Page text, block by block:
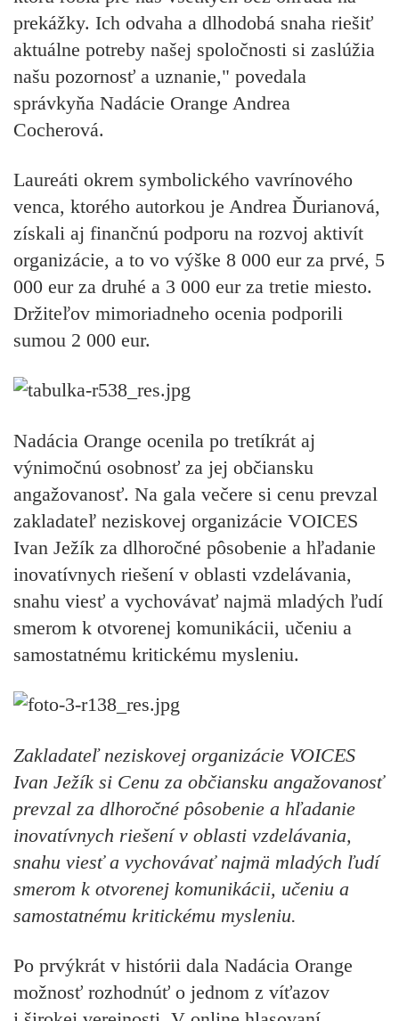
prekážky. Ich odvaha a dlhodobá snaha riešiť
aktuálne potreby našej spoločnosti si zaslúžia
našu pozornosť a uznanie," povedala
správkyňa Nadácie Orange Andrea
Cocherová.
Laureáti okrem symbolického vavrínového
venca, ktorého autorkou je Andrea Ďurianová,
získali aj finančnú podporu na rozvoj aktivít
organizácie, a to vo výške 8 000 eur za prvé, 5
000 eur za druhé a 3 000 eur za tretie miesto.
Držiteľov mimoriadneho ocenia podporili
sumou 2 000 eur.
Nadácia Orange ocenila po tretíkrát aj
výnimočnú osobnosť za jej občiansku
angažovanosť. Na gala večere si cenu prevzal
zakladateľ neziskovej organizácie VOICES
Ivan Ježík za dlhoročné pôsobenie a hľadanie
inovatívnych riešení v oblasti vzdelávania,
snahu viesť a vychovávať najmä mladých ľudí
smerom k otvorenej komunikácii, učeniu a
samostatnému kritickému mysleniu.
Zakladateľ neziskovej organizácie VOICES
Ivan Ježík si Cenu za občiansku angažovanosť
prevzal za dlhoročné pôsobenie a hľadanie
inovatívnych riešení v oblasti vzdelávania,
snahu viesť a vychovávať najmä mladých ľudí
smerom k otvorenej komunikácii, učeniu a
samostatnému kritickému mysleniu.
Po prvýkrát v histórii dala Nadácia Orange
možnosť rozhodnúť o jednom z víťazov